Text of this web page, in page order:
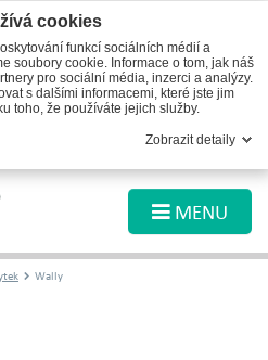
MENU
Wally
cookies
funkcí sociálních médií a
soubory cookie. Informace o tom, jak náš
pro sociální média, inzerci a analýzy.
s dalšími informacemi, které jste jim
toho, že používáte jejich služby.
Zobrazit detaily